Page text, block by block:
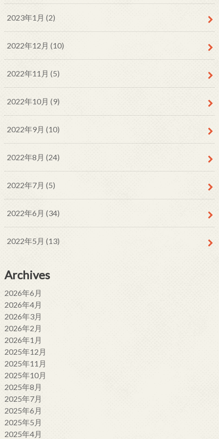
2023年1月 (2)
2022年12月 (10)
2022年11月 (5)
2022年10月 (9)
2022年9月 (10)
2022年8月 (24)
2022年7月 (5)
2022年6月 (34)
2022年5月 (13)
Archives
2026年6月
2026年4月
2026年3月
2026年2月
2026年1月
2025年12月
2025年11月
2025年10月
2025年8月
2025年7月
2025年6月
2025年5月
2025年4月